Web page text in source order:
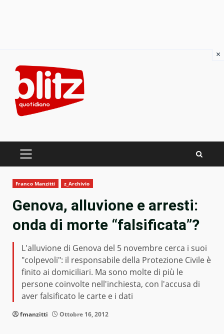
content
PRIMARY
Franco Manzitti z_Archivio
Genova, alluvione e arresti:
onda di morte “falsificata”?
L'alluvione di Genova del 5 novembre cerca i suoi
"colpevoli": il responsabile della Protezione Civile è
finito ai domiciliari. Ma sono molte di più le
persone coinvolte nell'inchiesta, con l'accusa di
aver falsificato le carte e i dati
fmanzitti Ottobre 16, 2012
×